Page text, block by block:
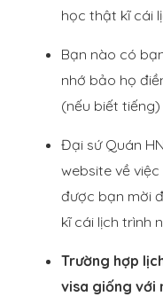
học thật kĩ cái
Bạn nào có
nhớ bảo họ
(nếu biết tiếng)
Đại sứ Quán
website về
được bạn mời
kĩ cái lịch trình
Trường hợp
visa giống với